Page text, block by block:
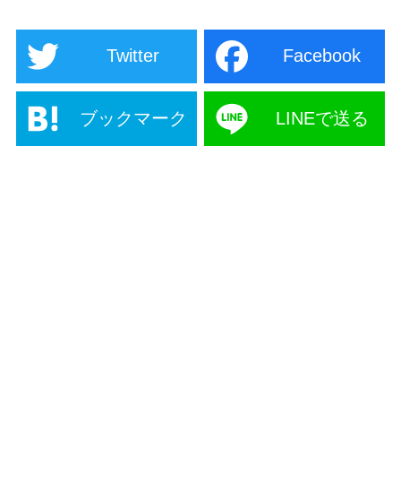
Twitter Facebook
ブックマーク LINEで送る